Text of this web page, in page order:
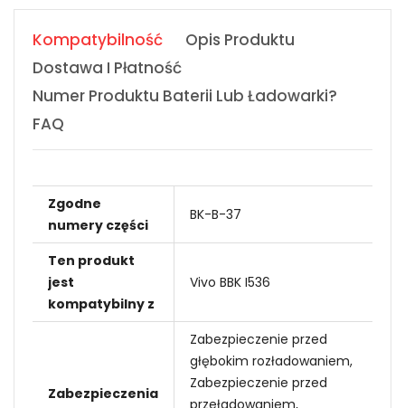
Kompatybilność
Opis Produktu
Dostawa I Płatność
Numer Produktu Baterii Lub Ładowarki?
FAQ
Zgodne
numery części
BK-B-37
Ten produkt
jest
kompatybilny z
Vivo BBK I536
Zabezpieczenia
Zabezpieczenie przed
głębokim rozładowaniem,
Zabezpieczenie przed
przeładowaniem,